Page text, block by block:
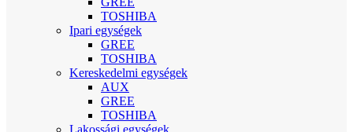
TOSHIBA
Ipari egységek
GREE
TOSHIBA
Kereskedelmi egységek
AUX
GREE
TOSHIBA
Lakossági egységek